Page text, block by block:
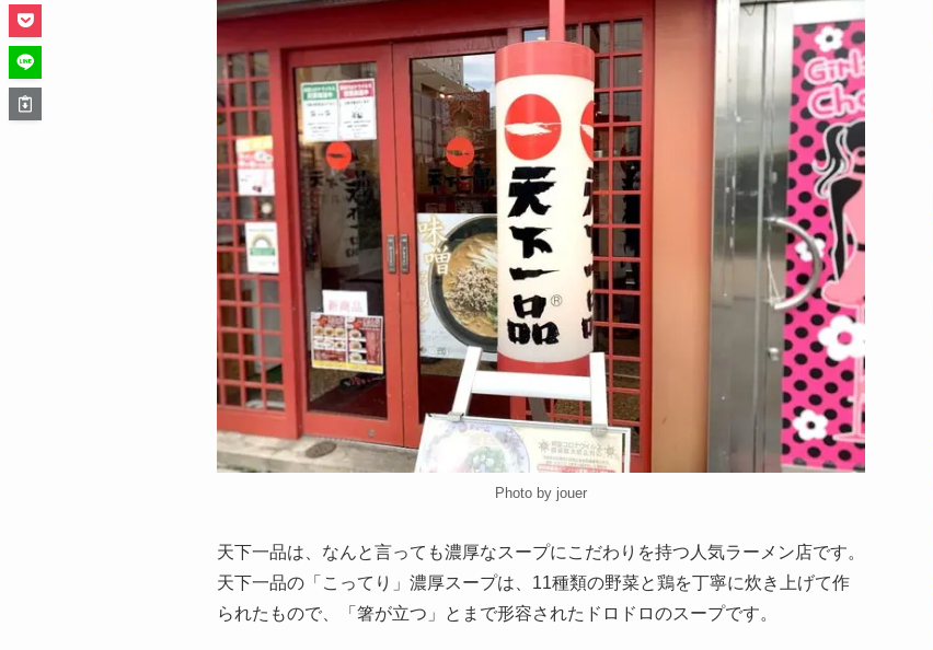
Photo by jouer
天下一品は、なんと言っても濃厚なスープにこだわりを持つ人気ラーメン店です。
天下一品の「こってり」濃厚スープは、11種類の野菜と鶏を丁寧に炊き上げて作
られたもので、「箸が立つ」とまで形容されたドロドロのスープです。